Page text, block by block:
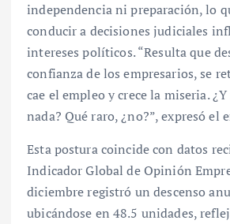
independencia ni preparación, lo
conducir a decisiones judiciales
intereses políticos. “Resulta que
confianza de los empresarios, se
cae el empleo y crece la miseria.
nada? Qué raro, ¿no?”, expresó el
Esta postura coincide con datos
Indicador Global de Opinión
diciembre registró un descenso
ubicándose en 48.5 unidades,